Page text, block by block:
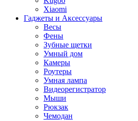
Xiaomi
Гаджеты и Аксессуары
Весы
Фены
Зубные щетки
Умный дом
Камеры
Роутеры
Умная лампа
Видеорегистратор
Мыши
Рюкзак
Чемодан